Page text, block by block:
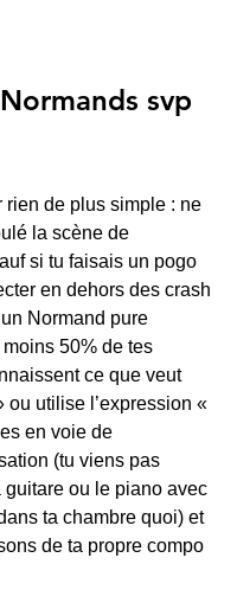
svp
rien de plus simple : ne
la scène de
si tu faisais un pogo
en dehors des crash
Normand pure
50% de tes
ce que veut
ou utilise l’expression «
es en voie de
(tu viens pas
guitare ou le piano avec
ta chambre quoi) et
de ta propre compo